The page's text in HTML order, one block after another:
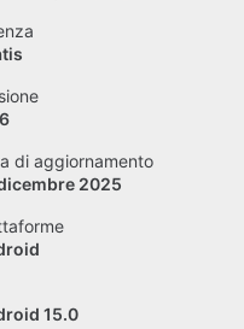
di aggiornamento
2025
15.0